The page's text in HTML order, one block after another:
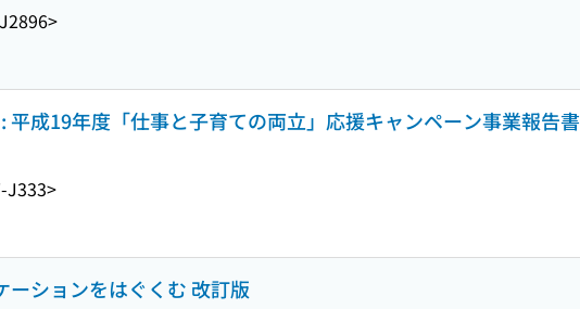
成19年度「仕事と子育ての両立」応援キャンペーン事業報告書
J333>
ーションをはぐくむ 改訂版